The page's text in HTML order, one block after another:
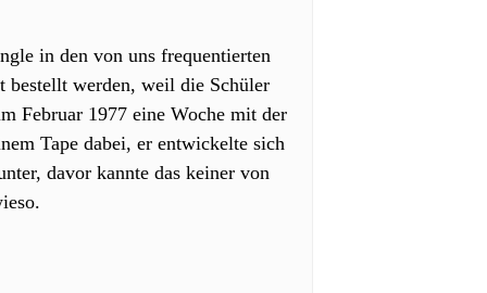
in den von uns frequentierten
bestellt werden, weil die Schüler
Februar 1977 eine Woche mit der
Tape dabei, er entwickelte sich
davor kannte das keiner von